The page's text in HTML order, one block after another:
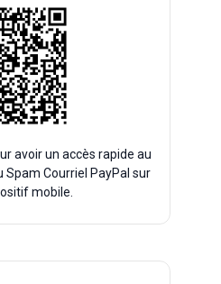
avoir un accès rapide au
Spam Courriel PayPal sur
mobile.